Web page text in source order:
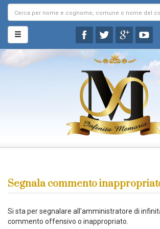
Segnala commento
Si sta per segnalare all'amministratore di
commento offensivo o inappropriato.